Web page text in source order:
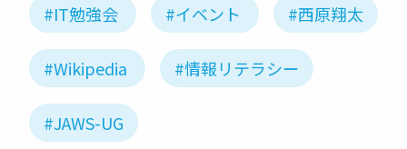
#IT勉強会 #イベント #西原翔太
#Wikipedia #情報リテラシー
#JAWS-UG